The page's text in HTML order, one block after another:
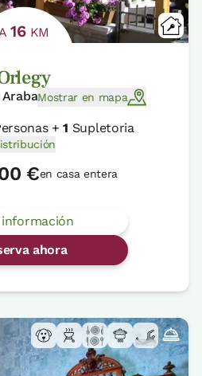
16KM
Mostrar en mapa
+1 Supletoria
€en casa entera
información
ahora